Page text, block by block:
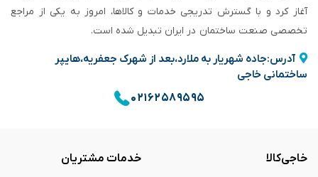
آغاز کرد و با گسترش تدریجی خدمات و کالاها، امروز به یکی از مراجع
تخصصی صنعت ساختمان در ایران تبدیل شده است.
آدرس:جاده شهریار به ملارد،بعد از شهرک جعفریه،هایپر
ساختمانی خاجی
۰۲۱۶۲۵۸۹۵۹۵
خاجی‌کالا خدمات مشتریان